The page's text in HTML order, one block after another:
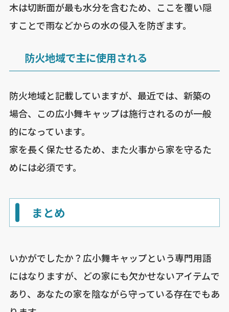
木は切断面が最も水分を含むため、ここを覆い隠
すことで雨などからの水の侵入を防ぎます。
防火地域で主に使用される
防火地域と記載していますが、最近では、新築の
場合、この広小舞キャップは施行されるのが一般
的になっています。
家を長く保たせるため、また火事から家を守るた
めには必須です。
まとめ
いかがでしたか？広小舞キャップという専門用語
にはなりますが、どの家にも欠かせないアイテムで
あり、あなたの家を陰ながら守っている存在でもあ